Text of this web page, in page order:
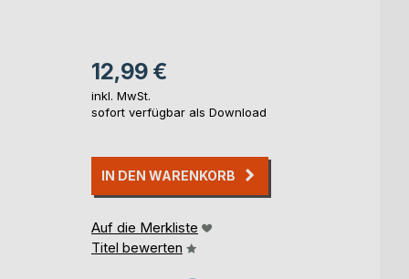
12,99 €
inkl. MwSt.
sofort verfügbar als Download
IN DEN WARENKORB
Auf die Merkliste
Titel bewerten